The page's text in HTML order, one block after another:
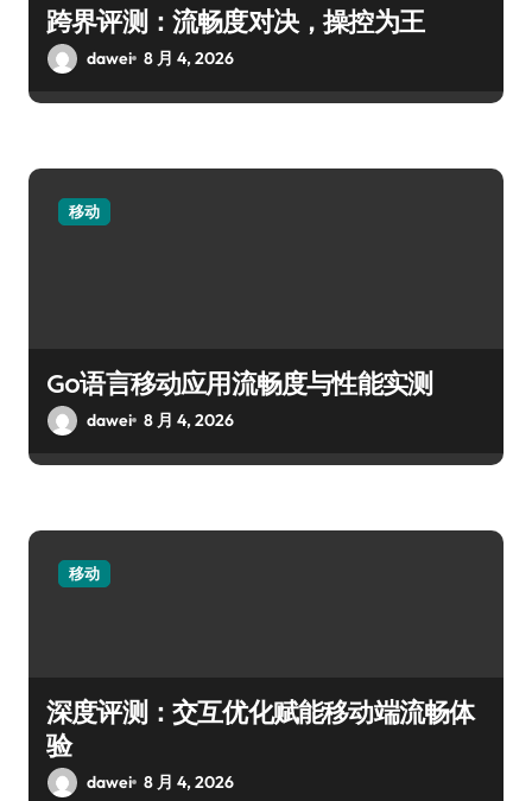
跨界评测：流畅度对决，操控为王
dawei 8 月 4, 2026
移动
Go语言移动应用流畅度与性能实测
dawei 8 月 4, 2026
移动
深度评测：交互优化赋能移动端流畅体
验
dawei 8 月 4, 2026